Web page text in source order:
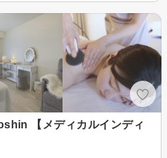
【メディカルインディ